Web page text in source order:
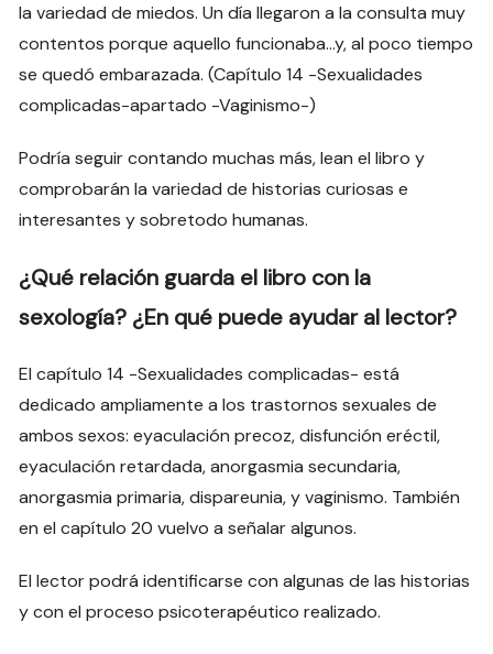
la variedad de miedos. Un día llegaron a la consulta muy
contentos porque aquello funcionaba…y, al poco tiempo
se quedó embarazada. (Capítulo 14 -Sexualidades
complicadas-apartado -Vaginismo-)
Podría seguir contando muchas más, lean el libro y
comprobarán la variedad de historias curiosas e
interesantes y sobretodo humanas.
¿Qué relación guarda el libro con la
sexología? ¿En qué puede ayudar al lector?
El capítulo 14 -Sexualidades complicadas- está
dedicado ampliamente a los trastornos sexuales de
ambos sexos: eyaculación precoz, disfunción eréctil,
eyaculación retardada, anorgasmia secundaria,
anorgasmia primaria, dispareunia, y vaginismo. También
en el capítulo 20 vuelvo a señalar algunos.
El lector podrá identificarse con algunas de las historias
y con el proceso psicoterapéutico realizado.